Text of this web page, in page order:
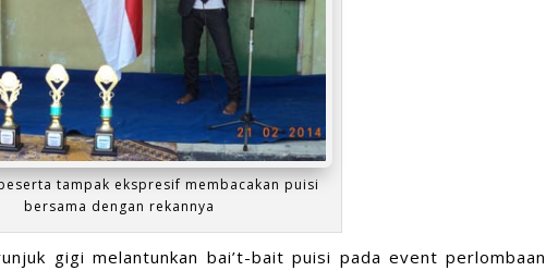
tampak ekspresif membacakan puisi
bersama dengan rekannya
gigi melantunkan bai’t-bait puisi pada event perlombaan